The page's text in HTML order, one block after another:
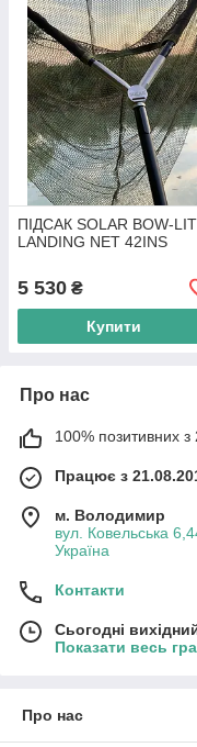
ПІДСАК SOLAR BOW-
LANDING NET 42INS
5 530 ₴
Купити
Про нас
100% позитивних з
Працює з
м. Володимир
вул. Ковельська
Україна
Контакти
Сьогодні
Показати весь
Про нас